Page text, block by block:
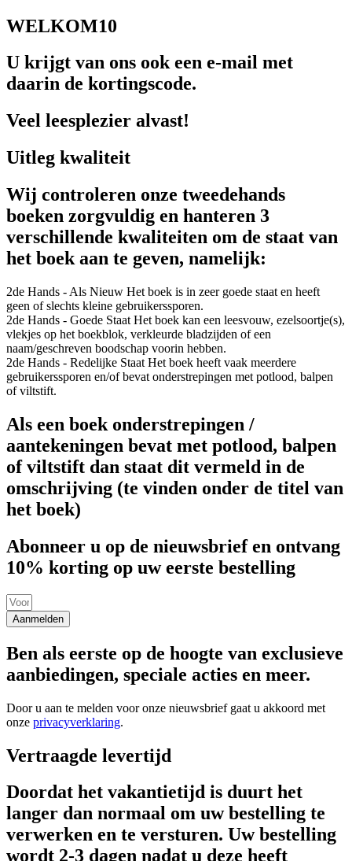
WELKOM10
U krijgt van ons ook een e-mail met
daarin de kortingscode.
Veel leesplezier alvast!
Uitleg kwaliteit
Wij controleren onze tweedehands
boeken zorgvuldig en hanteren 3
verschillende kwaliteiten om de staat van
het boek aan te geven, namelijk:
2de Hands - Als Nieuw Het boek is in zeer goede staat en heeft
geen of slechts kleine gebruikerssporen.
2de Hands - Goede Staat Het boek kan een leesvouw, ezelsoortje(s),
vlekjes op het boekblok, verkleurde bladzijden of een
naam/geschreven boodschap voorin hebben.
2de Hands - Redelijke Staat Het boek heeft vaak meerdere
gebruikerssporen en/of bevat onderstrepingen met potlood, balpen
of viltstift.
Als een boek onderstrepingen /
aantekeningen bevat met potlood, balpen
of viltstift dan staat dit vermeld in de
omschrijving (te vinden onder de titel van
het boek)
Abonneer u op de nieuwsbrief en ontvang
10% korting op uw eerste bestelling
Aanmelden
Ben als eerste op de hoogte van exclusieve
aanbiedingen, speciale acties en meer.
Door u aan te melden voor onze nieuwsbrief gaat u akkoord met
onze privacyverklaring.
Vertraagde levertijd
Doordat het vakantietijd is duurt het
langer dan normaal om uw bestelling te
verwerken en te versturen. Uw bestelling
wordt 2-3 dagen nadat u deze heeft